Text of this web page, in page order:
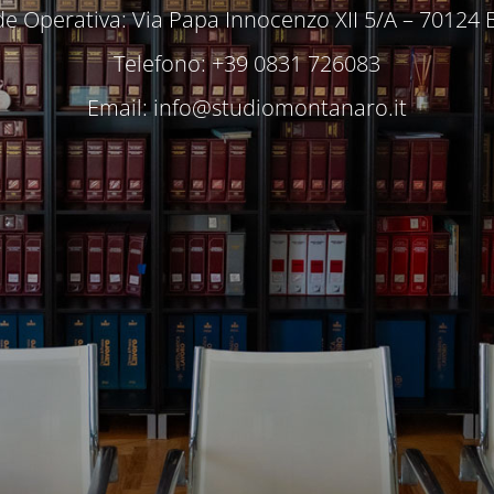
Operativa: Via Papa Innocenzo XII 5/A – 70124
Telefono: +39 0831 726083
Email:info@studiomontanaro.it